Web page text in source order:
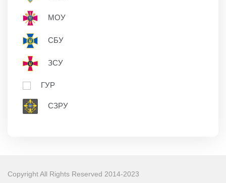
МОУ
СБУ
ЗСУ
ГУР
СЗРУ
Copyright All Rights Reserved 2014-2023